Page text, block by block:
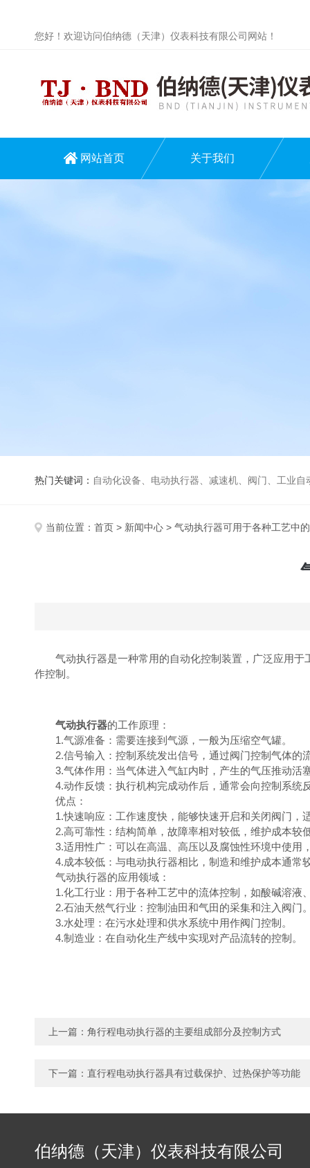
您好！欢迎访问伯纳德（天津）仪表科技有限公司网站！
网站首页 关于我们
热门关键词： 自动化设备、电动执行器、减速机、阀门、工业自
当前位置： 首页 > 新闻中心 > 气动执行器可用于各种工艺中
气动执行器是一种常用的自动化控制装置，广泛应用于
作控制。
气动执行器的工作原理：
1.气源准备：需要连接到气源，一般为压缩空气罐。
2.信号输入：控制系统发出信号，通过阀门控制气体的
3.气体作用：当气体进入气缸内时，产生的气压推动活
4.动作反馈：执行机构完成动作后，通常会向控制系统
优点：
1.快速响应：工作速度快，能够快速开启和关闭阀门，
2.高可靠性：结构简单，故障率相对较低，维护成本较
3.适用性广：可以在高温、高压以及腐蚀性环境中使用
4.成本较低：与电动执行器相比，制造和维护成本通常
气动执行器的应用领域：
1.化工行业：用于各种工艺中的流体控制，如酸碱溶液
2.石油天然气行业：控制油田和气田的采集和注入阀门
3.水处理：在污水处理和供水系统中用作阀门控制。
4.制造业：在自动化生产线中实现对产品流转的控制。
上一篇： 角行程电动执行器的主要组成部分及控制方式
下一篇： 直行程电动执行器具有过载保护、过热保护等功能
伯纳德（天津）仪表科技有限公司